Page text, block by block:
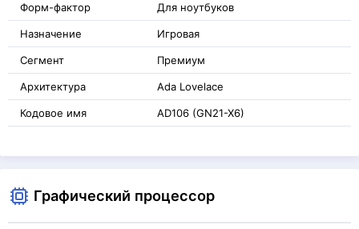
Форм-фактор Для ноутбуков
Назначение Игровая
Сегмент Премиум
Архитектура Ada Lovelace
Кодовое имя AD106 (GN21-X6)
Графический процессор